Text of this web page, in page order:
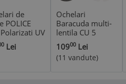
de
POLICE
Polarizati UV
Lei
Ochelari
Baracuda multi-
lentila CU 5
LENTILE SI TOC
DE TRANSPORT
10900 Lei
(11 vandute)